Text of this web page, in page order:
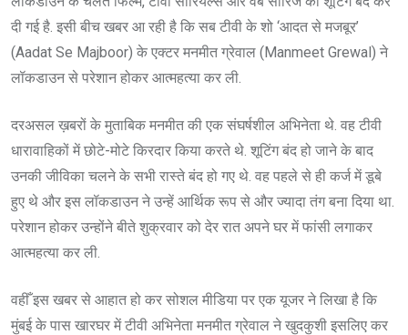
दी गई है. इसी बीच खबर आ रही है कि सब टीवी के शो ‘आदत से मजबूर’
(Aadat Se Majboor) के एक्टर मनमीत ग्रेवाल (Manmeet Grewal) ने
लॉकडाउन से परेशान होकर आत्महत्या कर ली.
दरअसल ख़बरों के मुताबिक मनमीत की एक संघर्षशील अभिनेता थे. वह टीवी
धारावाहिकों में छोटे-मोटे किरदार किया करते थे. शूटिंग बंद हो जाने के बाद
उनकी जीविका चलने के सभी रास्ते बंद हो गए थे. वह पहले से ही कर्ज में डूबे
हुए थे और इस लॉकडाउन ने उन्हें आर्थिक रूप से और ज्यादा तंग बना दिया था.
परेशान होकर उन्होंने बीते शुक्रवार को देर रात अपने घर में फांसी लगाकर
आत्महत्या कर ली.
वहीँ इस खबर से आहात हो कर सोशल मीडिया पर एक यूजर ने लिखा है कि
मुंबई के पास खारघर में टीवी अभिनेता मनमीत ग्रेवाल ने खुदकुशी इसलिए कर